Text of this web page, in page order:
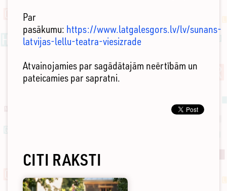
Par
pasākumu: https://www.latgalesgors.lv/lv/sunans-
latvijas-lellu-teatra-viesizrade
Atvainojamies par sagādātajām neērtībām un
pateicamies par sapratni.
CITI RAKSTI